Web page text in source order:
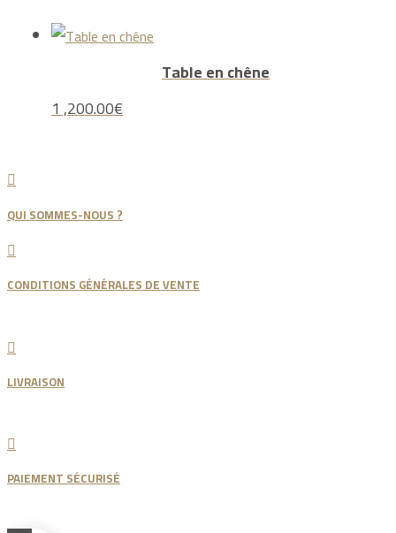
Table en chêne
1 ,200.00€

QUI SOMMES-NOUS ?

CONDITIONS GÉNÉRALES DE VENTE

LIVRAISON

PAIEMENT SÉCURISÉ